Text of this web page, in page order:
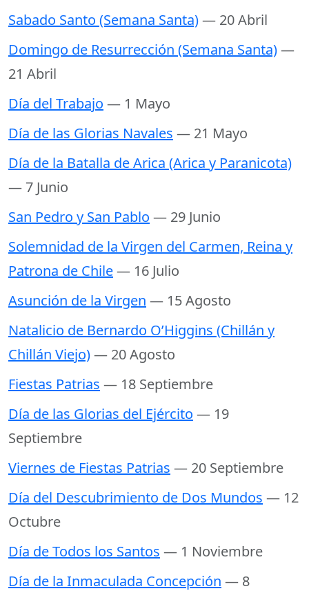
Sabado Santo (Semana Santa)— 20 Abril
Domingo de Resurrección (Semana Santa)—
21 Abril
Día del Trabajo — 1 Mayo
Día de las Glorias Navales — 21 Mayo
Día de la Batalla de Arica (Arica y Paranicota)
— 7 Junio
San Pedro y San Pablo — 29 Junio
Solemnidad de la Virgen del Carmen, Reina y
Patrona de Chile— 16 Julio
Asunción de la Virgen — 15 Agosto
Natalicio de Bernardo O’Higgins (Chillán y
Chillán Viejo)— 20 Agosto
Fiestas Patrias — 18 Septiembre
Día de las Glorias del Ejército — 19
Septiembre
Viernes de Fiestas Patrias — 20 Septiembre
Día del Descubrimiento de Dos Mundos — 12
Octubre
Día de Todos los Santos — 1 Noviembre
Día de la Inmaculada Concepción — 8